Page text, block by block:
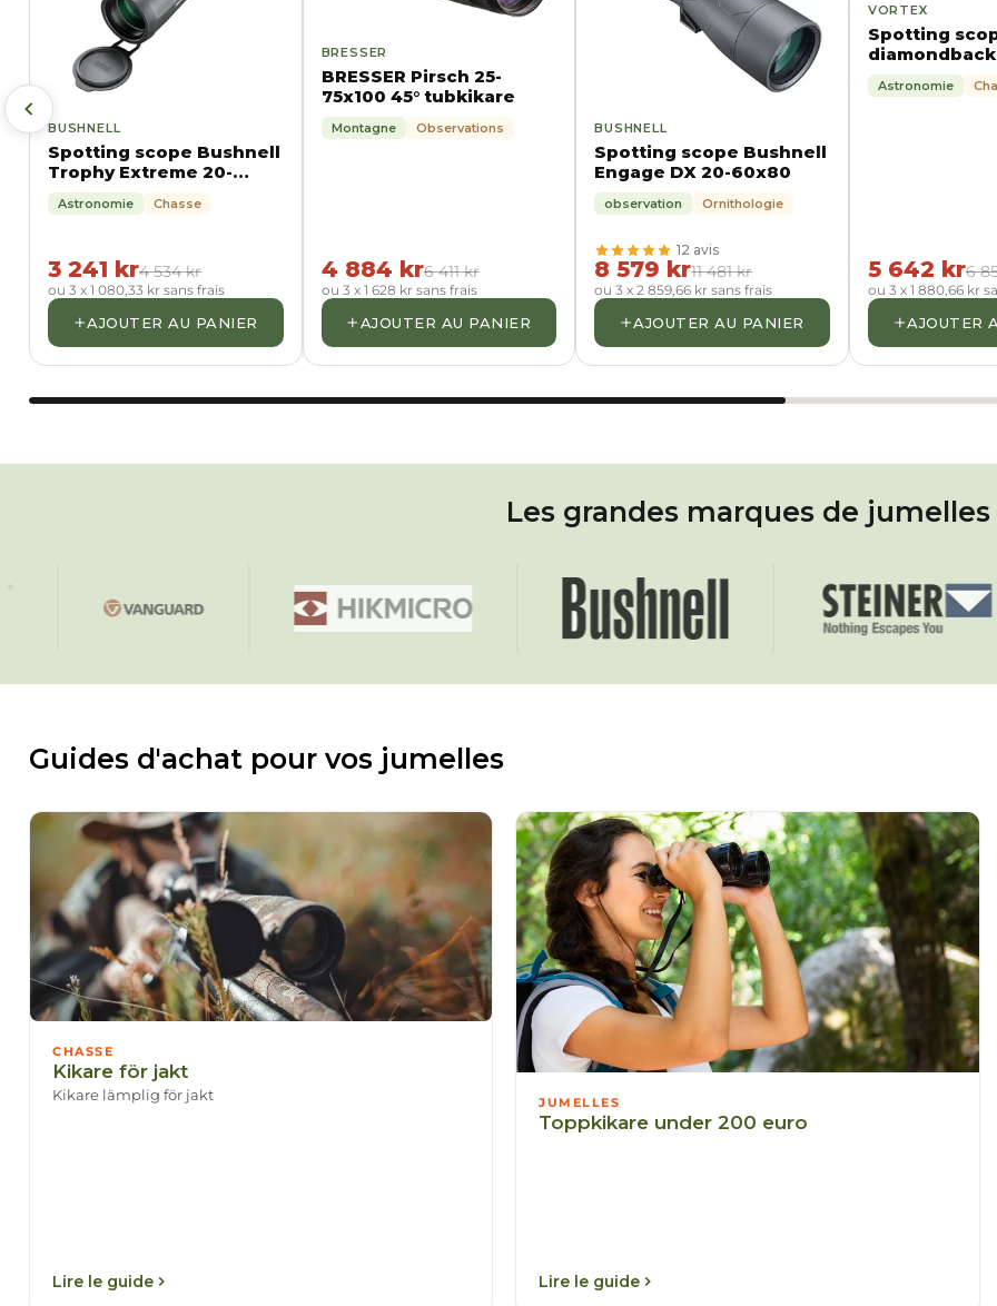
BUSHNELL
Spotting scope Bushnell
Trophy Extreme 20-
60X65 vinklad
Astronomie Chasse
3 241 kr4 534 kr
ou 3 x 1 080,33 kr sans frais
+AJOUTER AU PANIER
BRESSER
BRESSER Pirsch 25-
75x100 45° tubkikare
Montagne Observations
4 884 kr6 411 kr
ou 3 x 1 628 kr sans frais
+AJOUTER AU PANIER
BUSHNELL
Spotting scope Bushnell
Engage DX 20-60x80
observation Ornithologie
12 avis
8 579 kr11 481 kr
ou 3 x 2 859,66 kr sans frais
+AJOUTER AU PANIER
VORTEX
Spotting
diamondback
48x65
Astronomie
5 642 kr6
ou 3 x 1 880,66 kr
+AJOUTER
Les grandes marques de jumelles
VANGUARD Hikmicro Bushnell Steiner
Guides d'achat pour vos jumelles
CHASSE
Kikare för jakt
Kikare lämplig för jakt
Lire le guide
JUMELLES
Toppkikare under 200 euro
Lire le guide